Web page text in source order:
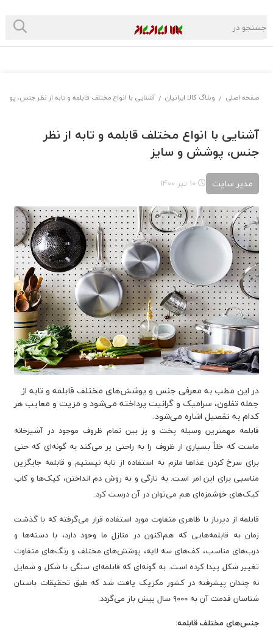
صفحه اصلی / وبلاگ کالا ایرانیان / آشنایی با انواع مختلف قابلمه و تابه از نظر جنس،
آشنایی با انواع مختلف قابلمه و تابه از نظر
جنس، پوشش و سایز
مدیر سایت
در این مطب به معرفی جنس و پوشش‌های مختلف قابلمه و تابه از
جمله تفلون، سرامیک و گرانیت پرداخته می‌شود و مزیت و معایب هر
کدام به تفصیل اشاره می‌شود.
قابلمه مهمترین وسیله پخت و پز بین تمام ظروف موجود در آشپزخانه
ماست که خلأ بسیاری از ظروف را به راحتی پر می‌کند به گونه‌ای که حتی
برای سرخ کردن غذاها ملزم به استفاده از تابه نیستیم و قابلمه جایگزین
مناسبی برای این امر است. به تازگی و به روش دم انداختن، کیک‌ها و کاپ
کیک‌های خوشمزه‌ای هم می‌توان در آن درست کرد.
قابلمه از دیرباز با ظاهری متفاوت مورد استفاده قرار می‌گرفته که با گذشت
زمان به قابلمه‌هایی که هم‌اکنون در منازل ما وجود دارد، با دسته‌ها و
درب‌های مناسب، کف‌های سه لایه، پوشش‌های مختلف و رنگ‌های متفاوت
تغییر شکل پیدا کرده است. به گونه‌ای که قابلمه‌ای سنگی با شکل و شمایل
نه چندان پیشرفته در کشور مکزیک یافت شد که طبق تحقیقات باستان
شناسان قدمت آن به ۹۰۰۰ سال پیش باز می‌گردد.
جنس‌های مختلف قابلمه: